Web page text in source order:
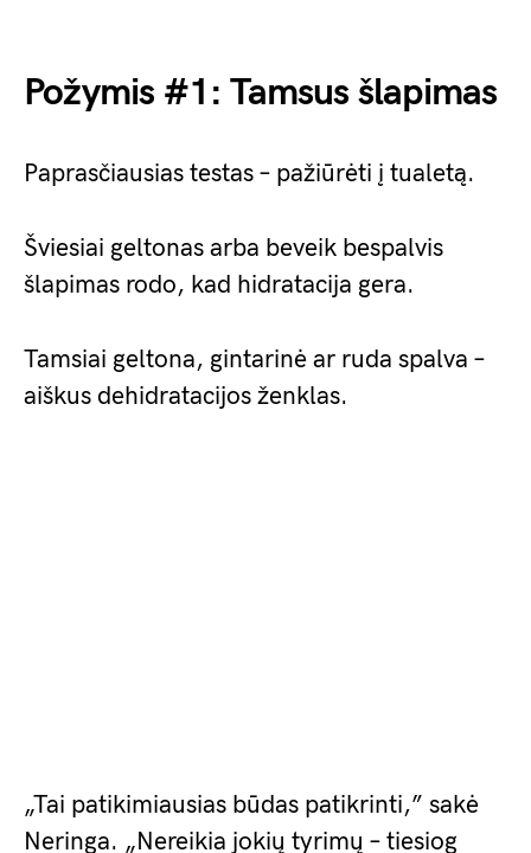
Požymis #1: Tamsus šlapimas
Paprasčiausias testas – pažiūrėti į tualetą.
Šviesiai geltonas arba beveik bespalvis
šlapimas rodo, kad hidratacija gera.
Tamsiai geltona, gintarinė ar ruda spalva –
aiškus dehidratacijos ženklas.
„Tai patikimiausias būdas patikrinti,” sakė
Neringa. „Nereikia jokių tyrimų – tiesiog